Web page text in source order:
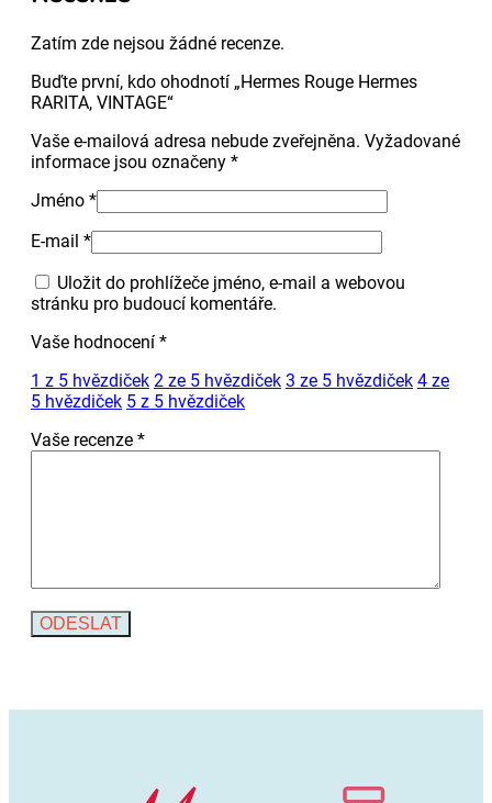
Zatím zde nejsou žádné recenze.
Buďte první, kdo ohodnotí „Hermes Rouge Hermes
RARITA, VINTAGE“
Vaše e-mailová adresa nebude zveřejněna. Vyžadované
informace jsou označeny *
Jméno *
E-mail *
Uložit do prohlížeče jméno, e-mail a webovou
stránku pro budoucí komentáře.
Vaše hodnocení *
1 z 5 hvězdiček 2 ze 5 hvězdiček 3 ze 5 hvězdiček 4 ze
5 hvězdiček 5 z 5 hvězdiček
Vaše recenze *